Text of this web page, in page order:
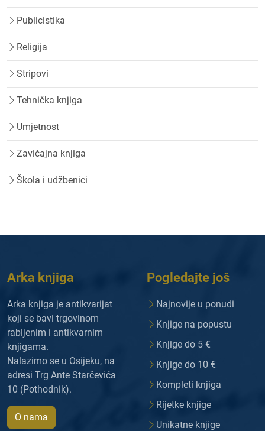
Publicistika
Religija
Stripovi
Tehnička knjiga
Umjetnost
Zavičajna knjiga
Škola i udžbenici
Arka knjiga
Arka knjiga je antikvarijat
koji se bavi trgovinom
rabljenim i antikvarnim
knjigama.
Nalazimo se u Osijeku, na
adresi Trg Ante Starčevića
10 (Pothodnik).
O nama
Pogledajte još
Najnovije u ponudi
Knjige na popustu
Knjige do 5 €
Knjige do 10 €
Kompleti knjiga
Rijetke knjige
Unikatne knjige